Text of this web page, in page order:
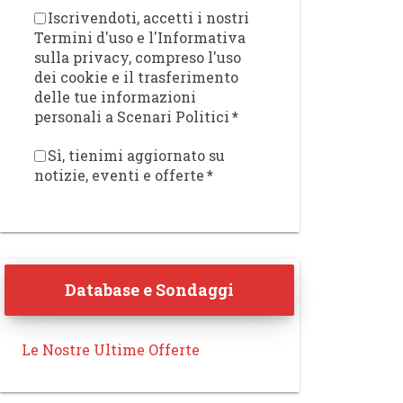
Iscrivendoti, accetti i nostri
Termini d'uso e l'Informativa
sulla privacy, compreso l'uso
dei cookie e il trasferimento
delle tue informazioni
personali a Scenari Politici*
Sì, tienimi aggiornato su
notizie, eventi e offerte*
Database e Sondaggi
Le Nostre Ultime Offerte